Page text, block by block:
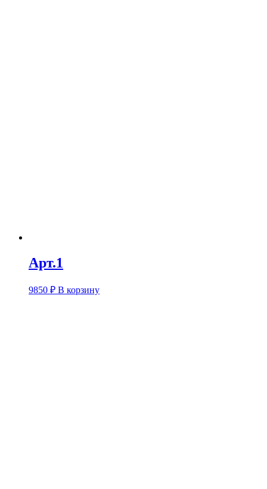
Арт.1
9850 ₽ В корзину